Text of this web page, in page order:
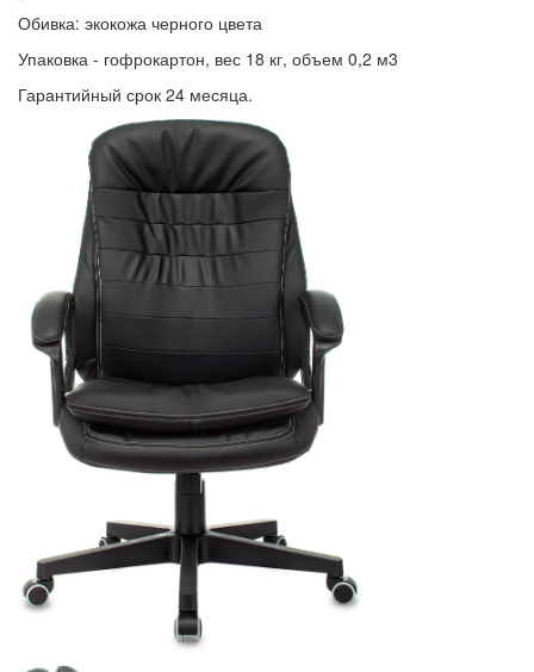
Обивка: экокожа черного цвета
Упаковка - гофрокартон, вес 18 кг, объем 0,2 м3
Гарантийный срок 24 месяца.